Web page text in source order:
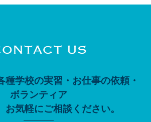
種学校の実習・お仕事の依頼・
ボランティア
お気軽にご相談ください。